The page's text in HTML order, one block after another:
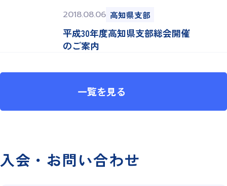
2018.08.06 高知県支部
平成30年度高知県支部総会開催
のご案内
一覧を見る
入会・お問い合わせ